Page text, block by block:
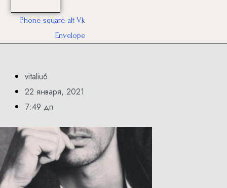
Phone-square-alt Vk
Envelope
vitaliu6
22 января, 2021
7:49 дп